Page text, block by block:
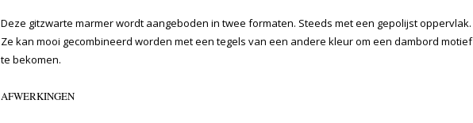
Deze gitzwarte marmer wordt aangeboden in twee formaten. Steeds met een gepolijst oppervlak.
Ze kan mooi gecombineerd worden met een tegels van een andere kleur om een dambord motief
te bekomen.
AFWERKINGEN